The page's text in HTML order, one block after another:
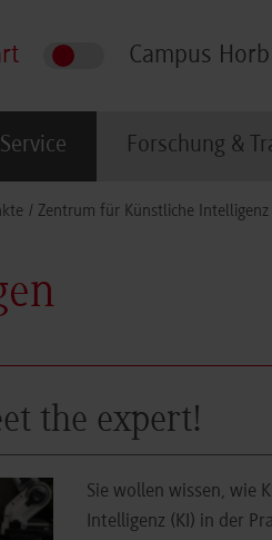
Campus Horb
Service Forschung &
Zentrum für Künstliche Intelligenz
the expert!
Sie wollen wissen, wie
Intelligenz (KI) in der